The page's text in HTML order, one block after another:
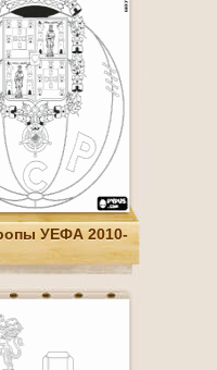
УЕФА 2010-